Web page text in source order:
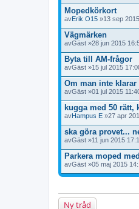
Mopedkörkort
avErik O15 »13 sep
Vägmärken
avGäst »28 jun 2015
Byta till AM-frågor
avGäst »15 jul 2015
Om man inte klarar
avGäst »01 jul 2015
kugga med 50 rätt,
avHampus E »27 apr
ska göra provet...
avGäst »11 jun 2015
Parkera moped
avGäst »05 maj 2015
Ny tråd